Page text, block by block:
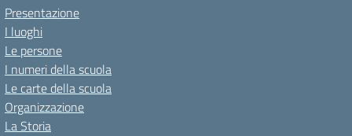
Presentazione
I luoghi
Le persone
I numeri della scuola
Le carte della scuola
Organizzazione
La Storia